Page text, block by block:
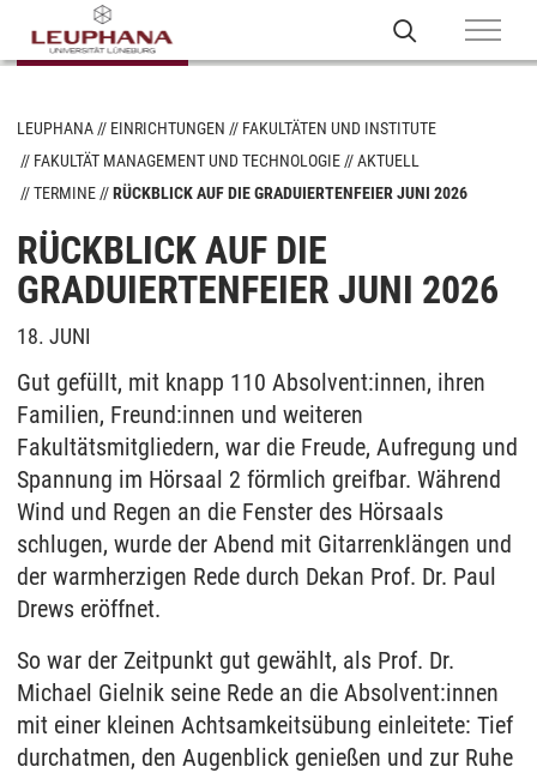
LEUPHANA EINRICHTUNGEN
FAKULTÄTEN UND INSTITUTE
FAKULTÄT MANAGEMENT UND TECHNOLOGIE
AKTUELL
TERMINE
RÜCKBLICK AUF DIE GRADUIERTENFEIER JUNI 2026
RÜCKBLICK AUF DIE
GRADUIERTENFEIER JUNI 2026
18. JUNI
Gut gefüllt, mit knapp 110 Absolvent:innen, ihren
Familien, Freund:innen und weiteren
Fakultätsmitgliedern, war die Freude, Aufregung und
Spannung im Hörsaal 2 förmlich greifbar. Während
Wind und Regen an die Fenster des Hörsaals
schlugen, wurde der Abend mit Gitarrenklängen und
der warmherzigen Rede durch Dekan Prof. Dr. Paul
Drews eröffnet.
So war der Zeitpunkt gut gewählt, als Prof. Dr.
Michael Gielnik seine Rede an die Absolvent:innen
mit einer kleinen Achtsamkeitsübung einleitete: Tief
durchatmen, den Augenblick genießen und zur Ruhe